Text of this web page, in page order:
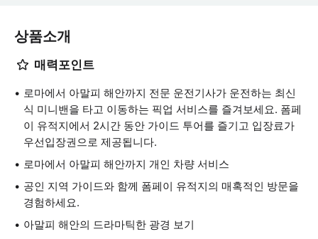
상품소개
매력포인트
로마에서 아말피 해안까지 전문 운전기사가 운전하는 최신
식 미니밴을 타고 이동하는 픽업 서비스를 즐겨보세요. 폼페
이 유적지에서 2시간 동안 가이드 투어를 즐기고 입장료가
우선입장권으로 제공됩니다.
로마에서 아말피 해안까지 개인 차량 서비스
공인 지역 가이드와 함께 폼페이 유적지의 매혹적인 방문을
경험하세요.
아말피 해안의 드라마틱한 광경 보기